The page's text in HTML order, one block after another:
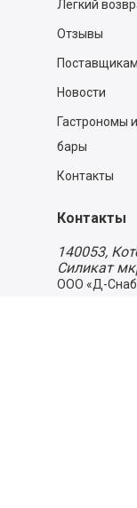
Легкий
Отзывы
Поставщикам
Новости
Гастрономы
бары
Контакты
Контакты
140053,
Силикат
ООО «Д-